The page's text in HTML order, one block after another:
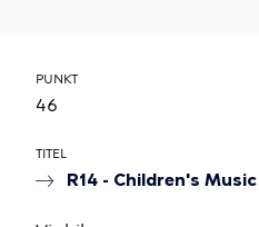
PUNKT
46
TITEL
R14 - Children's